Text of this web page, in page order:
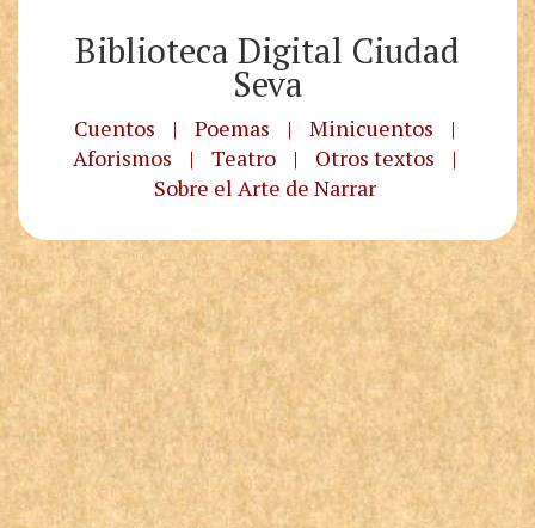
Biblioteca Digital Ciudad
Seva
Cuentos | Poemas | Minicuentos
|
Aforismos
| Teatro | Otros textos
|
Sobre el Arte de Narrar